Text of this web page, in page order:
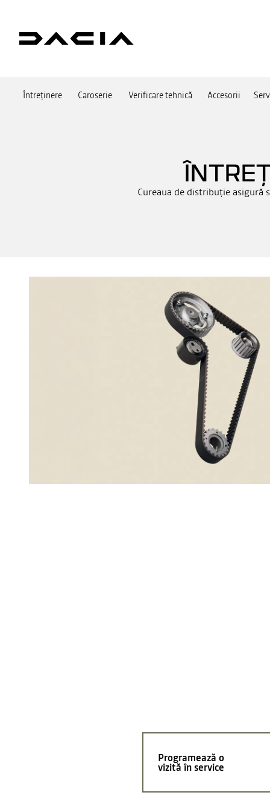
Întreținere Caroserie Verificare tehnică Accesorii
Cureaua de distribuție
Programează o
vizită în service